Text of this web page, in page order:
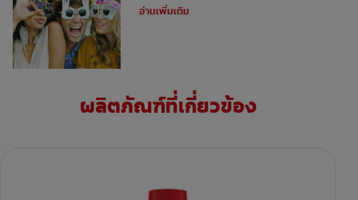
อ่านเพิ่มเติม
ผลิตภัณฑ์ที่เกี่ยวข้อง